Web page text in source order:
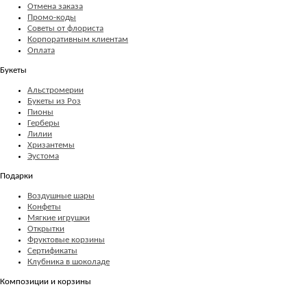
Отмена заказа
Промо-коды
Советы от флориста
Корпоративным клиентам
Оплата
Букеты
Альстромерии
Букеты из Роз
Пионы
Герберы
Лилии
Хризантемы
Эустома
Подарки
Воздушные шары
Конфеты
Мягкие игрушки
Открытки
Фруктовые корзины
Сертификаты
Клубника в шоколаде
Композиции и корзины